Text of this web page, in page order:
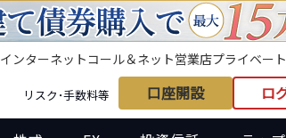
インターネットコール＆ネット営業店プライベー
リスク･手数料等 口座開設 ロ